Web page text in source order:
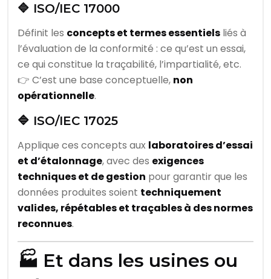
🔷 ISO/IEC 17000
Définit les concepts et termes essentiels liés à
l’évaluation de la conformité : ce qu’est un essai,
ce qui constitue la traçabilité, l’impartialité, etc.
👉 C’est une base conceptuelle, non
opérationnelle.
🔷 ISO/IEC 17025
Applique ces concepts aux laboratoires d’essai
et d’étalonnage, avec des exigences
techniques et de gestion pour garantir que les
données produites soient techniquement
valides, répétables et traçables à des normes
reconnues.
🏭 Et dans les usines ou